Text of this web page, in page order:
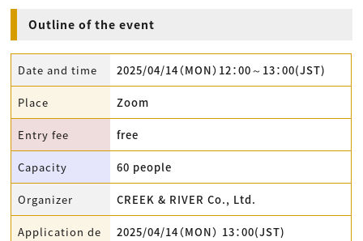
Outline of the event
Date and time 2025/04/14（MON）12：00～13：00(JST)
Place Zoom
Entry fee free
Capacity 60 people
Organizer CREEK & RIVER Co., Ltd.
Application de
2025/04/14（MON） 13：00(JST)